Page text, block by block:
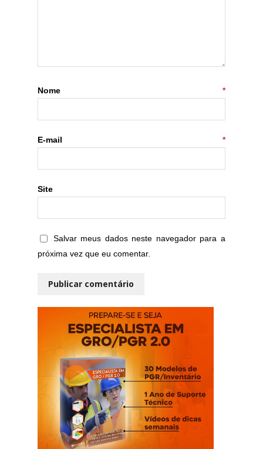
Nome *
E-mail *
Site
Salvar meus dados neste navegador para a
próxima vez que eu comentar.